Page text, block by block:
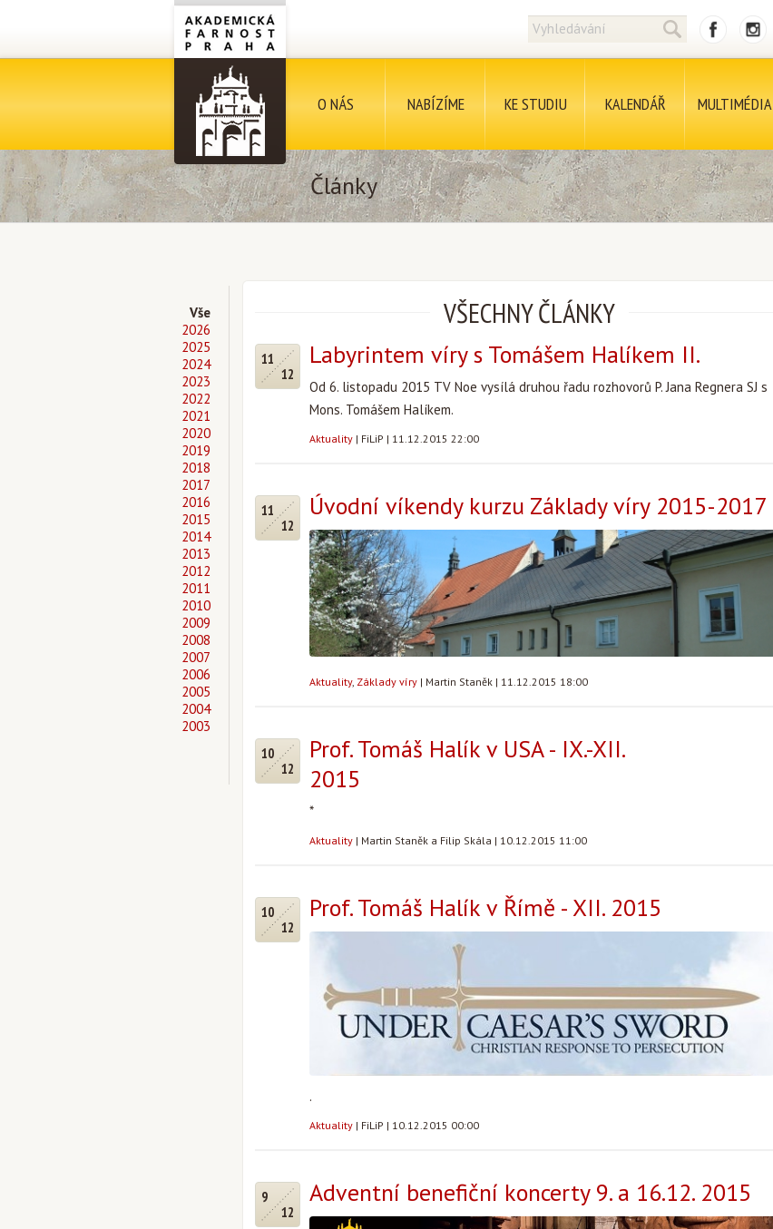
O NÁS NABÍZÍME KE STUDIU KALENDÁŘ MULTIMÉDIA
Články
Vše
2026
2025
2024
2023
2022
2021
2020
2019
2018
2017
2016
2015
2014
2013
2012
2011
2010
2009
2008
2007
2006
2005
2004
2003
VŠECHNY ČLÁNKY
11
12
Labyrintem víry s Tomášem Halíkem II.
Od 6. listopadu 2015 TV Noe vysílá druhou řadu rozhovorů P. Jana Regnera SJ s
Mons. Tomášem Halíkem.
Aktuality | FiLiP | 11.12.2015 22:00
11
12
Úvodní víkendy kurzu Základy víry 2015-2017
Aktuality, Základy víry | Martin Staněk | 11.12.2015 18:00
10
12
Prof. Tomáš Halík v USA - IX.-XII.
2015
*
Aktuality | Martin Staněk a Filip Skála | 10.12.2015 11:00
10
12
Prof. Tomáš Halík v Římě - XII. 2015
.
Aktuality | FiLiP | 10.12.2015 00:00
9
12
Adventní benefiční koncerty 9. a 16.12. 2015